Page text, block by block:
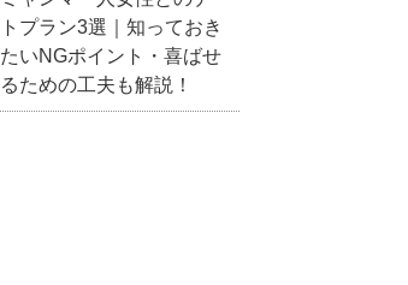
トプラン3選｜知っておき
たいNGポイント・喜ばせ
るための工夫も解説！